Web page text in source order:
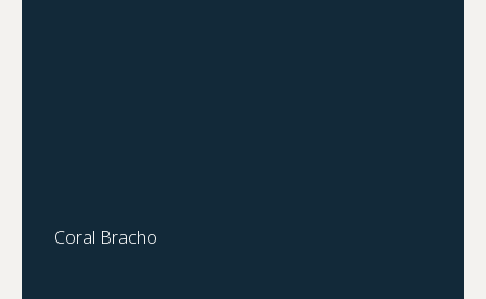
Coral Bracho